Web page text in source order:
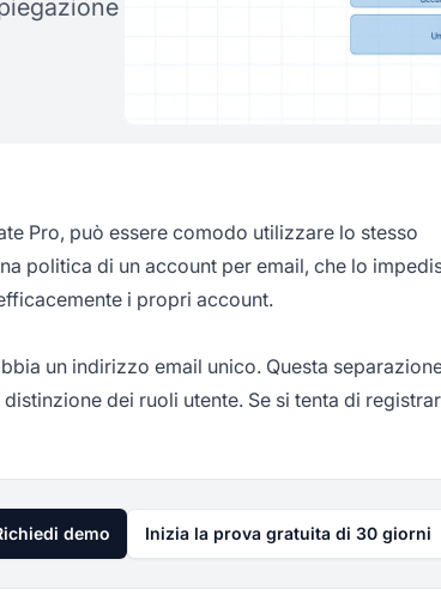
Pro, può essere comodo utilizzare lo stesso
politica di un account per email, che lo
i propri account.
un indirizzo email unico. Questa
dei ruoli utente. Se si tenta di
demo Inizia la prova gratuita di 30 giorni